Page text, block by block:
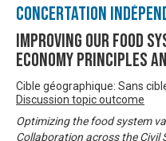
Concertation
Improving our food
economy principles
Cible géographique: Sans
Discussion topic outcome
Optimizing the food system
Collaboration across the Civil